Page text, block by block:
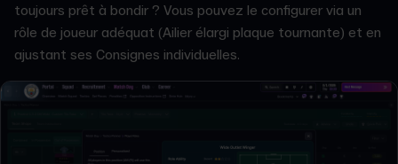
toujours prêt à bondir ? Vous pouvez le configurer via un
rôle de joueur adéquat (Ailier élargi plaque tournante) et en
ajustant ses Consignes individuelles.